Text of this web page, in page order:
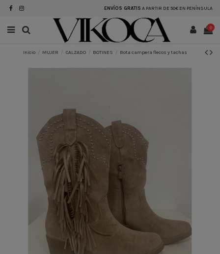
ENVÍOS GRATIS A PARTIR DE 50€ EN PENÍNSULA
0
Inicio MUJER CALZADO BOTINES Bota campera flecos y tachas